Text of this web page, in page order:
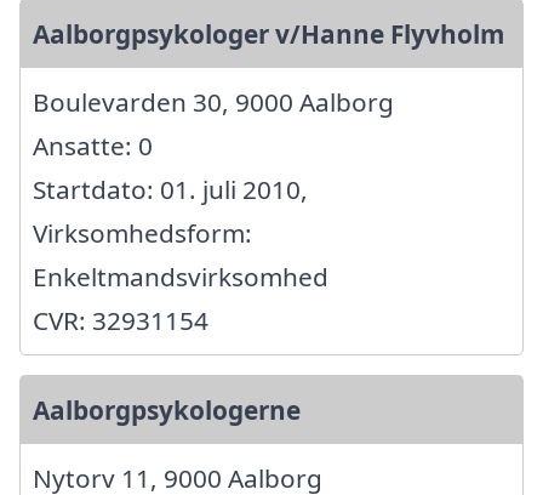
Aalborgpsykologer v/Hanne Flyvholm
Boulevarden 30, 9000 Aalborg
Ansatte: 0
Startdato: 01. juli 2010,
Virksomhedsform:
Enkeltmandsvirksomhed
CVR: 32931154
Aalborgpsykologerne
Nytorv 11, 9000 Aalborg